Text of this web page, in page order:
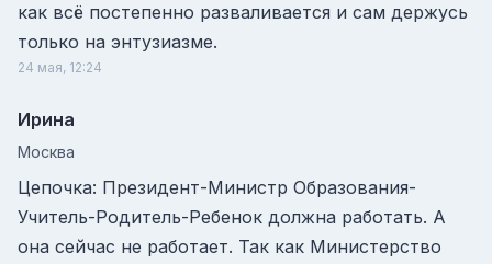
как всё постепенно разваливается и сам держусь
только на энтузиазме.
24 мая, 12:24
Ирина
Москва
Цепочка: Президент-Министр Образования-
Учитель-Родитель-Ребенок должна работать. А
она сейчас не работает. Так как Министерство